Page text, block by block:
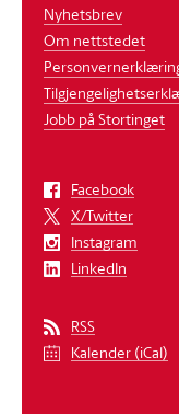
Nyhetsbrev
Om nettstedet
Jobb på Stortinget
Facebook
X/Twitter
Instagram
LinkedIn
RSS
Kalender (iCal)